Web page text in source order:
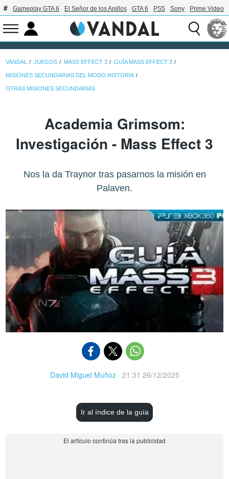
Gameplay GTA 6 El Señor de los Anillos GTA 6 PS5 Sony Prime Video
VANDAL JUEGOS MASS EFFECT 3 GUÍA MASS EFFECT 3
MISIONES SECUNDARIAS DEL MODO HISTORIA
OTRAS MISIONES SECUNDARIAS
Academia Grimsom:
Investigación - Mass Effect 3
Nos la da Traynor tras pasarnos la misión en
Palaven.
David Miguel Muñoz· 21:31 26/12/2025
Ir al índice de la guía